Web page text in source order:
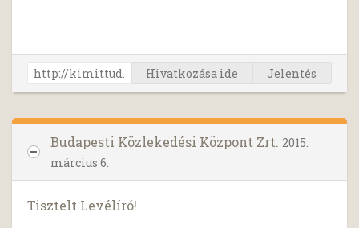
Hivatkozása ide Jelentés
Budapesti Közlekedési Központ Zrt. 2015.
március 6.
Tisztelt Levélíró!